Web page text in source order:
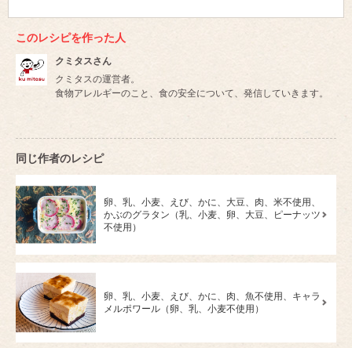
このレシピを作った人
クミタスさん
クミタスの運営者。
食物アレルギーのこと、食の安全について、発信していきます。
同じ作者のレシピ
卵、乳、小麦、えび、かに、大豆、肉、米不使用、
かぶのグラタン（乳、小麦、卵、大豆、ピーナッツ
不使用）
卵、乳、小麦、えび、かに、肉、魚不使用、キャラ
メルポワール（卵、乳、小麦不使用）